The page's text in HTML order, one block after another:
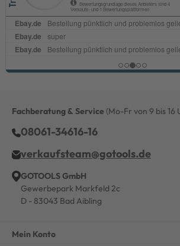
Fachberatung & Service (Mo-Fr von 9 bis 16
08061-34616-16
verkaufsteam@gotools.de
GOTOOLS GmbH
Gewerbepark Markfeld 2c
D - 83043 Bad Aibling
Mein Konto